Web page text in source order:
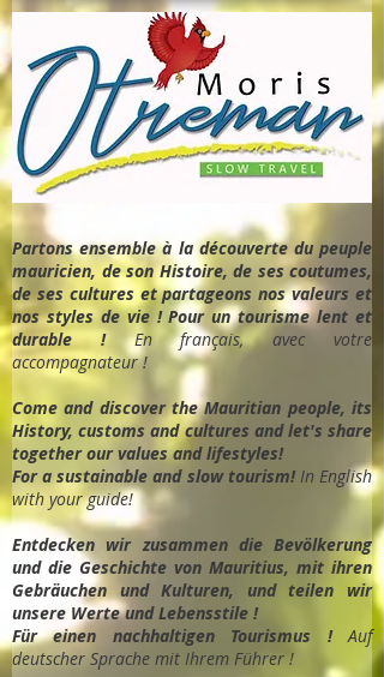
Partons ensemble à la découverte du peuple
mauricien, de son Histoire, de ses coutumes,
de ses cultures et partageons nos valeurs et
nos styles de vie ! Pour un tourisme lent et
durable !En français, avec votre
accompagnateur !
Come and discover the Mauritian people, its
History, customs and cultures and let's share
together our values and lifestyles!
For a sustainable and slow tourism! In English
with your guide!
Entdecken wir zusammen die Bevölkerung
und die Geschichte von Mauritius, mit ihren
Gebräuchen und Kulturen, und teilen wir
unsere Werte und Lebensstile !
Für einen nachhaltigen Tourismus !Auf
deutscher Sprache mit Ihrem Führer !